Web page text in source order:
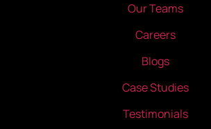
Our Teams
Careers
Blogs
Case Studies
Testimonials